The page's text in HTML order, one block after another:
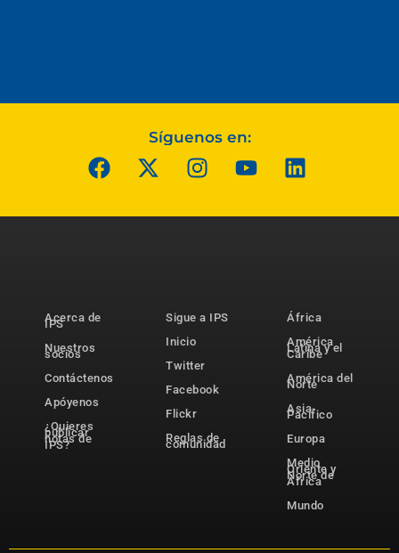
Síguenos en:
Acerca de
IPS
Nuestros
socios
Contáctenos
Apóyenos
¿Quieres
publicar
notas de
IPS?
Sigue a IPS
Inicio
Twitter
Facebook
Flickr
Reglas de
comunidad
África
América
Latina y el
Caribe
América del
Norte
Asia-
Pacífico
Europa
Medio
Oriente y
Norte de
África
Mundo